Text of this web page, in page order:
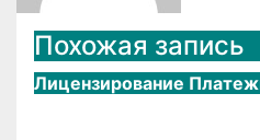
Похожая запись
Лицензирование